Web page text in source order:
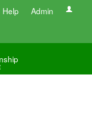
Help Admin